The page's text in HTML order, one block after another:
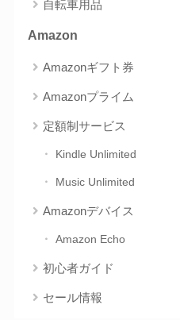
自転車用品
Amazon
Amazonギフト券
Amazonプライム
定額制サービス
Kindle Unlimited
Music Unlimited
Amazonデバイス
Amazon Echo
初心者ガイド
セール情報